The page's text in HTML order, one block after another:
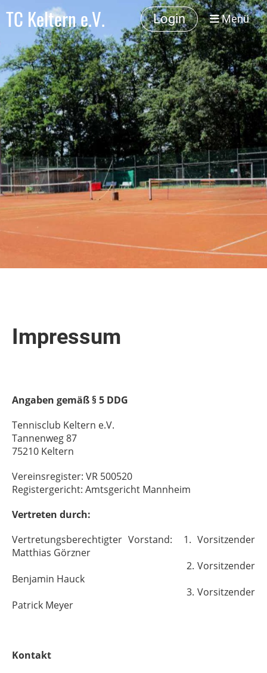
TC Keltern e.V. Login Menü
Impressum
Angaben gemäß § 5 DDG
Tennisclub Keltern e.V.
Tannenweg 87
75210 Keltern
Vereinsregister: VR 500520
Registergericht: Amtsgericht Mannheim
Vertreten durch:
Vertretungsberechtigter Vorstand: 1. Vorsitzender
Matthias Görzner
2. Vorsitzender
Benjamin Hauck
3. Vorsitzender
Patrick Meyer
Kontakt